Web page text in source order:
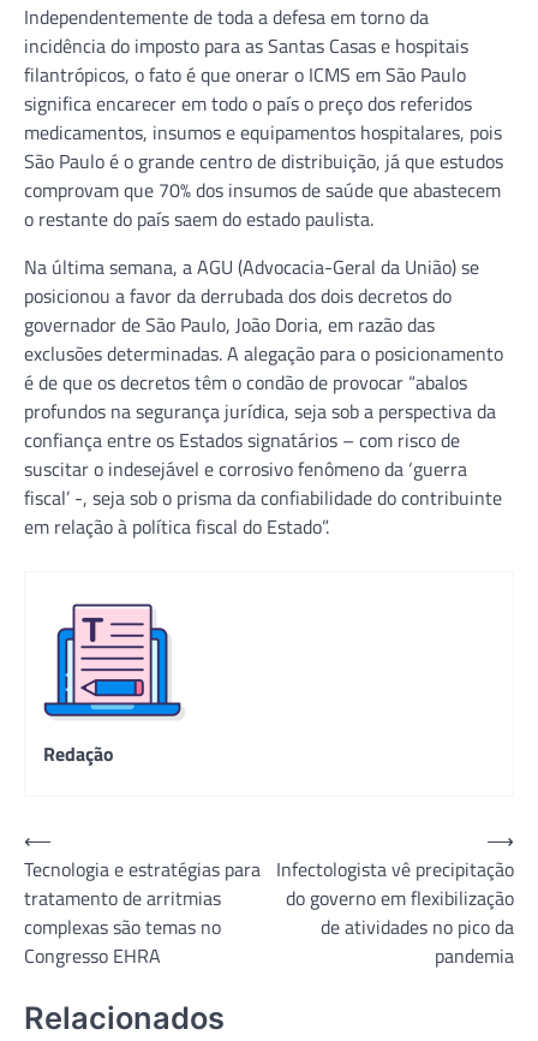
Independentemente de toda a defesa em torno da
incidência do imposto para as Santas Casas e hospitais
filantrópicos, o fato é que onerar o ICMS em São Paulo
significa encarecer em todo o país o preço dos referidos
medicamentos, insumos e equipamentos hospitalares, pois
São Paulo é o grande centro de distribuição, já que estudos
comprovam que 70% dos insumos de saúde que abastecem
o restante do país saem do estado paulista.
Na última semana, a AGU (Advocacia-Geral da União) se
posicionou a favor da derrubada dos dois decretos do
governador de São Paulo, João Doria, em razão das
exclusões determinadas. A alegação para o posicionamento
é de que os decretos têm o condão de provocar “abalos
profundos na segurança jurídica, seja sob a perspectiva da
confiança entre os Estados signatários – com risco de
suscitar o indesejável e corrosivo fenômeno da ‘guerra
fiscal’ -, seja sob o prisma da confiabilidade do contribuinte
em relação à política fiscal do Estado”.
Redação
Navegação
de
Post
⟵
Tecnologia e estratégias para
tratamento de arritmias
complexas são temas no
Congresso EHRA
Infectologista vê precipitação
do governo em flexibilização
de atividades no pico da
pandemia
⟶
Relacionados